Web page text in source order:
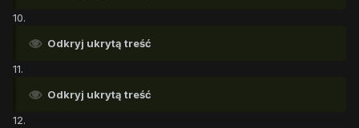
10.
Odkryj ukrytą treść
11.
Odkryj ukrytą treść
12.